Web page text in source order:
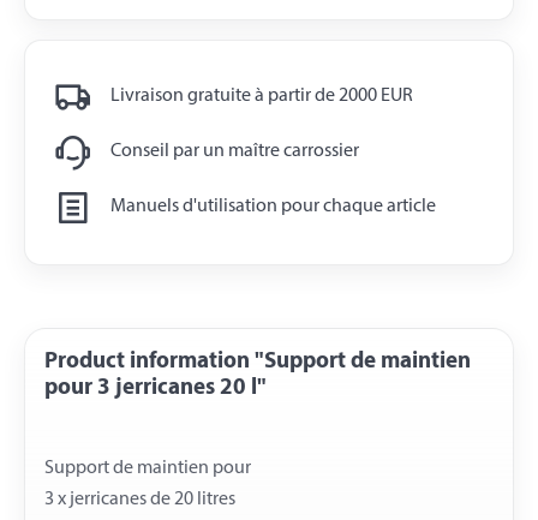
Livraison gratuite à partir de 2000 EUR
Conseil par un maître carrossier
Manuels d'utilisation pour chaque article
Product information "Support de maintien
pour 3 jerricanes 20 l"
Support de maintien pour
3 x jerricanes de 20 litres